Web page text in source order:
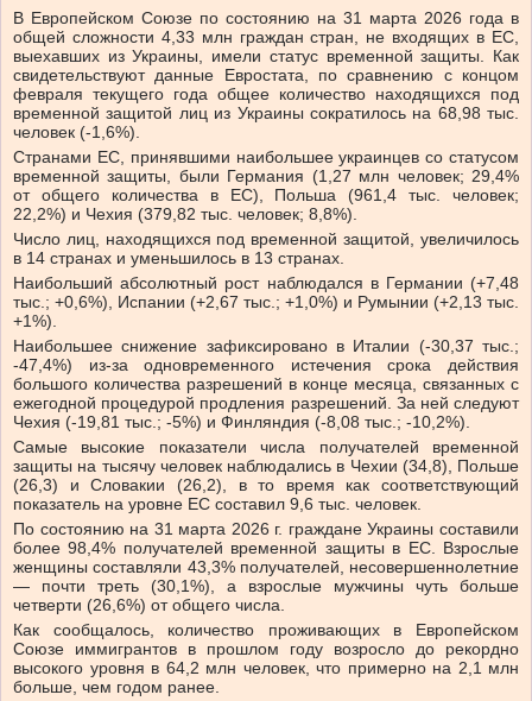
В Европейском Союзе по состоянию на 31 марта 2026 года в
общей сложности 4,33 млн граждан стран, не входящих в ЕС,
выехавших из Украины, имели статус временной защиты. Как
свидетельствуют данные Евростата, по сравнению с концом
февраля текущего года общее количество находящихся под
временной защитой лиц из Украины сократилось на 68,98 тыс.
человек (-1,6%).
Странами ЕС, принявшими наибольшее украинцев со статусом
временной защиты, были Германия (1,27 млн ​​человек; 29,4%
от общего количества в ЕС), Польша (961,4 тыс. человек;
22,2%) и Чехия (379,82 тыс. человек; 8,8%).
Число лиц, находящихся под временной защитой, увеличилось
в 14 странах и уменьшилось в 13 странах.
Наибольший абсолютный рост наблюдался в Германии (+7,48
тыс.; +0,6%), Испании (+2,67 тыс.; +1,0%) и Румынии (+2,13 тыс.
+1%).
Наибольшее снижение зафиксировано в Италии (-30,37 тыс.;
-47,4%) из-за одновременного истечения срока действия
большого количества разрешений в конце месяца, связанных с
ежегодной процедурой продления разрешений. За ней следуют
Чехия (-19,81 тыс.; -5%) и Финляндия (-8,08 тыс.; -10,2%).
Самые высокие показатели числа получателей временной
защиты на тысячу человек наблюдались в Чехии (34,8), Польше
(26,3) и Словакии (26,2), в то время как соответствующий
показатель на уровне ЕС составил 9,6 тыс. человек.
По состоянию на 31 марта 2026 г. граждане Украины составили
более 98,4% получателей временной защиты в ЕС. Взрослые
женщины составляли 43,3% получателей, несовершеннолетние
— почти треть (30,1%), а взрослые мужчины чуть больше
четверти (26,6%) от общего числа.
Как сообщалось, количество проживающих в Европейском
Союзе иммигрантов в прошлом году возросло до рекордно
высокого уровня в 64,2 млн человек, что примерно на 2,1 млн
больше, чем годом ранее.